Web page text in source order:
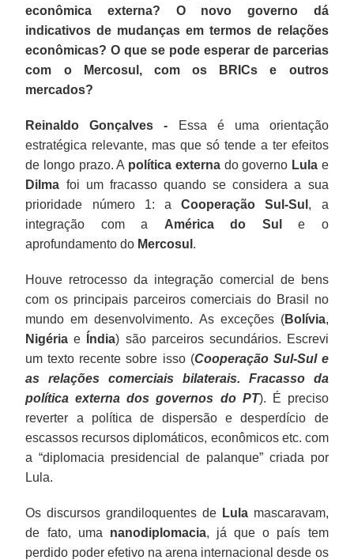
econômica externa? O novo governo dá
indicativos de mudanças em termos de relações
econômicas? O que se pode esperar de parcerias
com o Mercosul, com os BRICs e outros
mercados?
Reinaldo Gonçalves - Essa é uma orientação
estratégica relevante, mas que só tende a ter efeitos
de longo prazo. A política externado governo Lulae
Dilma foi um fracasso quando se considera a sua
prioridade número 1: aCooperação Sul-Sul , a
integração com a América do Sul
e o
aprofundamento do Mercosul .
Houve retrocesso da integração comercial de bens
com os principais parceiros comerciais do Brasil no
mundo em desenvolvimento. As exceções (Bolívia,
Nigéria e Índia) são parceiros secundários. Escrevi
um texto recente sobre isso (Cooperação Sul-Sul e
as relações comerciais bilaterais. Fracasso da
política externa dos governos do PT). É preciso
reverter a política de dispersão e desperdício de
escassos recursos diplomáticos, econômicos etc. com
a “diplomacia presidencial de palanque” criada por
Lula.
Os discursos grandiloquentes de Lulamascaravam,
de fato, uma nanodiplomacia, já que o país tem
perdido poder efetivo na arena internacional desde os